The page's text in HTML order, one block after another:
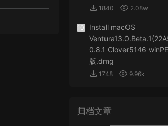
1840 2.08w
10
Install macOS
0.8.1 Clover5146
版.dmg
1748 9.96k
归档文章